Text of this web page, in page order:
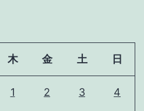
木 金 土 日
1 2 3 4